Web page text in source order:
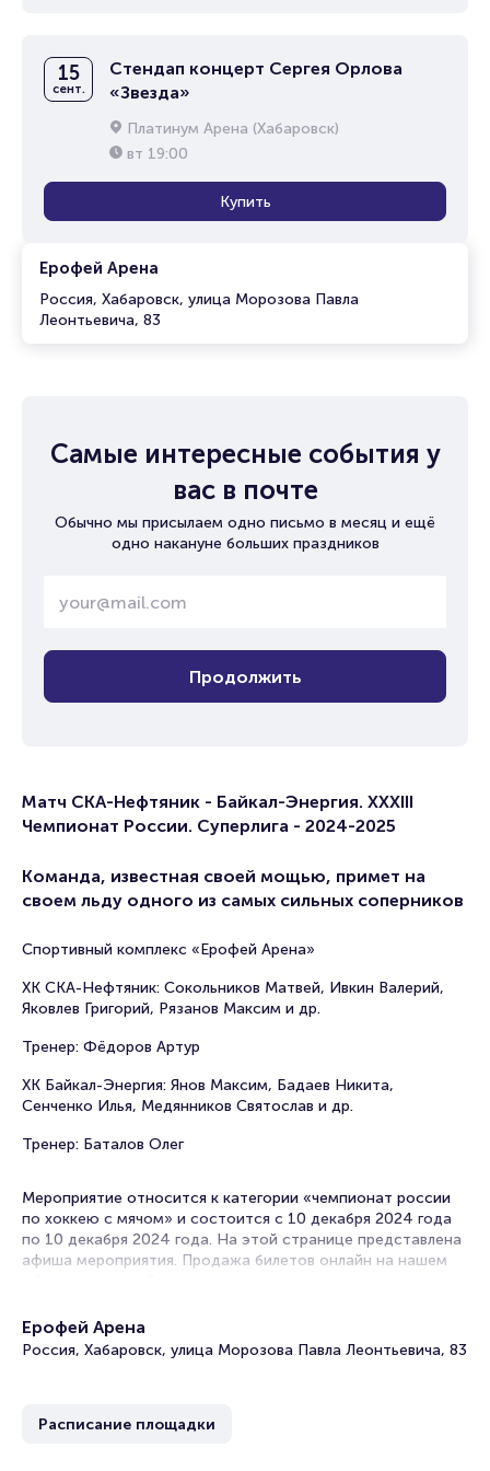
Ерофей Арена
Россия, Хабаровск, улица Морозова Павла
Леонтьевича, 83
15
сент.
Стендап концерт Сергея Орлова
«Звезда»
Платинум Арена (Хабаровск)
вт 19:00
Купить
Самые интересные события у
вас в почте
Обычно мы присылаем одно письмо в месяц и ещё
одно накануне больших праздников
Продолжить
Матч СКА-Нефтяник - Байкал-Энергия. XXXIII
Чемпионат России. Суперлига - 2024-2025
Команда, известная своей мощью, примет на
своем льду одного из самых сильных соперников
Спортивный комплекс «Ерофей Арена»
ХК СКА-Нефтяник: Сокольников Матвей, Ивкин Валерий,
Яковлев Григорий, Рязанов Максим и др.
Тренер: Фёдоров Артур
ХК Байкал-Энергия: Янов Максим, Бадаев Никита,
Сенченко Илья, Медянников Святослав и др.
Тренер: Баталов Олег
Мероприятие относится к категории «чемпионат россии
по хоккею с мячом» и состоится с 10 декабря 2024 года
по 10 декабря 2024 года. На этой странице представлена
афиша мероприятия. Продажа билетов онлайн на нашем
на Чемпионат России по хоккею с мячом.
Билеты на матч СКА-Нефтяник - Байкал-Энергия.
Portalbilet – удобный и надежный сервис для покупки и
Ерофей Арена
Россия, Хабаровск, улица Морозова Павла Леонтьевича, 83
Расписание площадки